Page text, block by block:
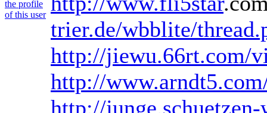
trier.de/wbblite/
http://jiewu.66rt.com/
http://
http://